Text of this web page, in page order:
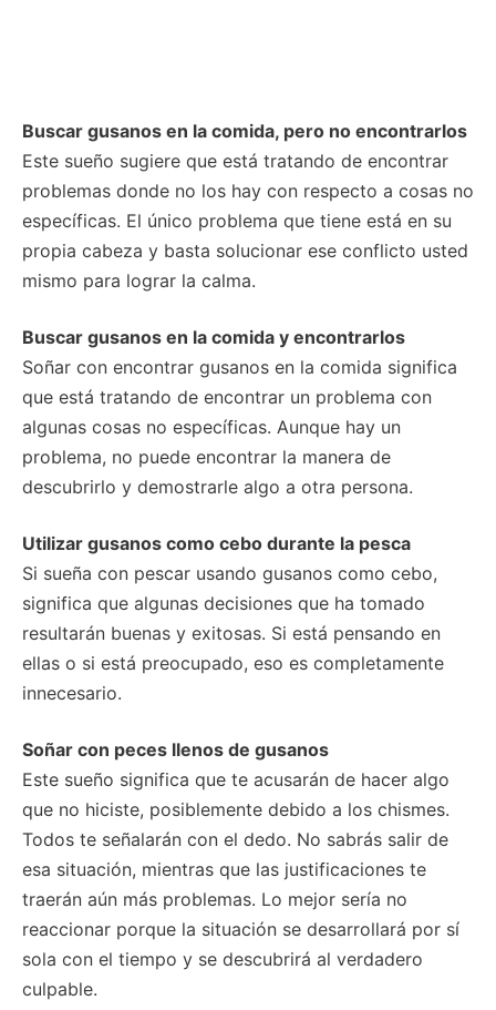
Buscar gusanos en la comida, pero no encontrarlos
Este sueño sugiere que está tratando de encontrar
problemas donde no los hay con respecto a cosas no
específicas. El único problema que tiene está en su
propia cabeza y basta solucionar ese conflicto usted
mismo para lograr la calma.
Buscar gusanos en la comida y encontrarlos
Soñar con encontrar gusanos en la comida significa
que está tratando de encontrar un problema con
algunas cosas no específicas. Aunque hay un
problema, no puede encontrar la manera de
descubrirlo y demostrarle algo a otra persona.
Utilizar gusanos como cebo durante la pesca
Si sueña con pescar usando gusanos como cebo,
significa que algunas decisiones que ha tomado
resultarán buenas y exitosas. Si está pensando en
ellas o si está preocupado, eso es completamente
innecesario.
Soñar con peces llenos de gusanos
Este sueño significa que te acusarán de hacer algo
que no hiciste, posiblemente debido a los chismes.
Todos te señalarán con el dedo. No sabrás salir de
esa situación, mientras que las justificaciones te
traerán aún más problemas. Lo mejor sería no
reaccionar porque la situación se desarrollará por sí
sola con el tiempo y se descubrirá al verdadero
culpable.